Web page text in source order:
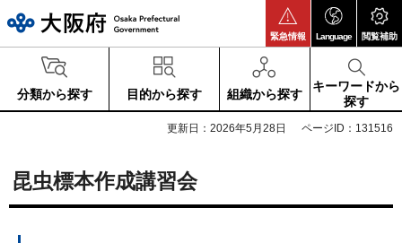
緊急情報 Language 閲覧補助
分類から探す 目的から探す 組織から探す
キーワードから
探す
更新日：2026年5月28日 ページID：131516
昆虫標本作成講習会